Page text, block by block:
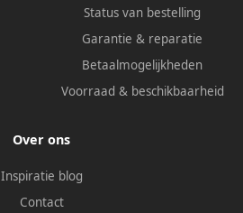
Status van bestelling
Garantie & reparatie
Betaalmogelijkheden
Voorraad & beschikbaarheid
Over ons
Inspiratie blog
Contact